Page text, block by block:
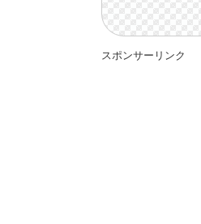
スポンサーリンク